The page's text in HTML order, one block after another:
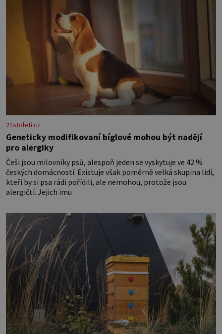
21stoleti.cz
Geneticky modifikovaní bíglové mohou být nadějí
pro alergiky
Češi jsou milovníky psů, alespoň jeden se vyskytuje ve 42 %
českých domácností. Existuje však poměrně velká skupina lidí,
kteří by si psa rádi pořídili, ale nemohou, protože jsou
alergičtí. Jejich imu